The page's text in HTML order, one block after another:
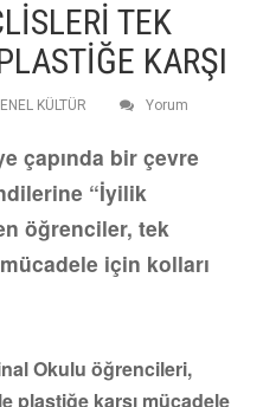
TEK
KARŞI
KÜLTÜR Yorum
çapında bir çevre
“İyilik
öğrenciler, tek
için kolları
Okulu öğrencileri,
plastiğe karşı mücadele